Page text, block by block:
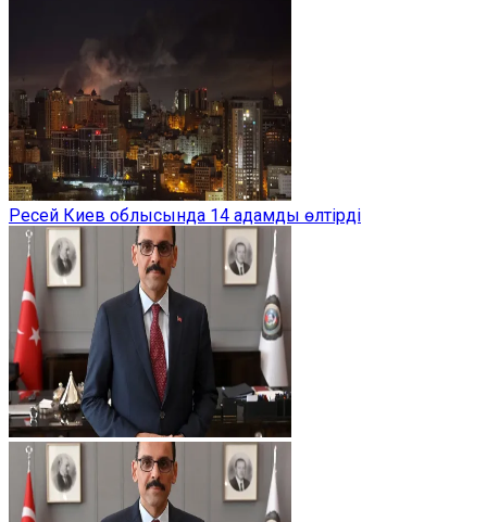
Ресей Киев облысында 14 адамды өлтірді